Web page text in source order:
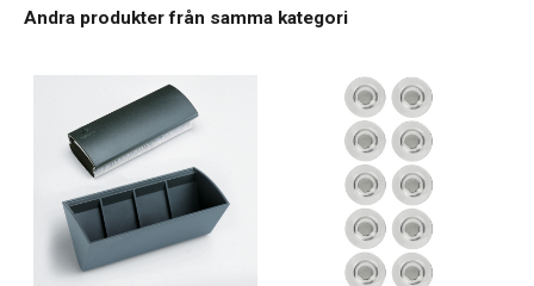
Andra produkter från samma kategori